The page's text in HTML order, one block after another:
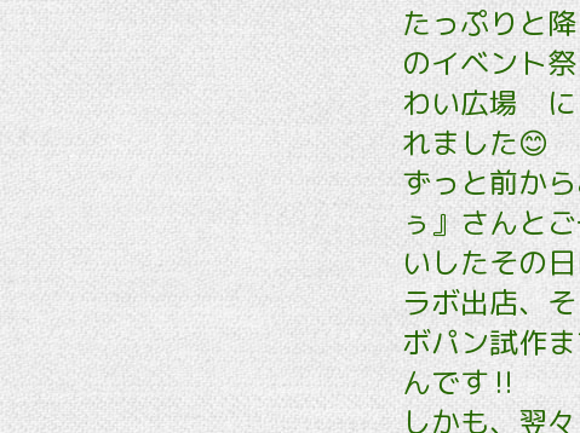
たっぷりと
のイベント
わい広場 に
れました😊
ずっと前か
ぅ』さんと
いしたその
ラボ出店、
ボパン試作
んです‼️
しかも、翌